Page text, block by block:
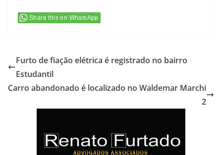
Share this on WhatsApp
Furto de fiação elétrica é registrado no bairro
Estudantil
Carro abandonado é localizado no Waldemar Marchi
2